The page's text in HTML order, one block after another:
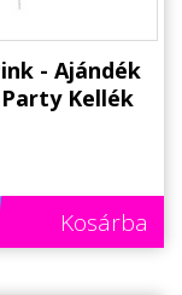
- Ajándék
Kellék
Kosárba